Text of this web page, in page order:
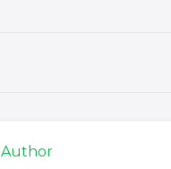
Author